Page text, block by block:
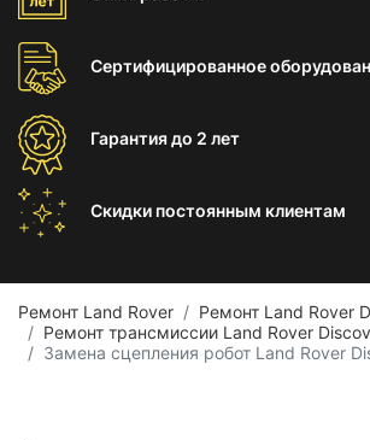
Сертифицированное
Гарантиядо 2 лет
Скидки постоянным клиентам
Ремонт Land Rover
Ремонт Land Rover
Ремонт трансмиссии Land Rover
Замена сцепления робот Land Rover